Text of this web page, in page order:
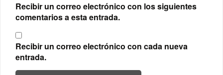
Recibir un correo electrónico con los siguientes
comentarios a esta entrada.
Recibir un correo electrónico con cada nueva
entrada.